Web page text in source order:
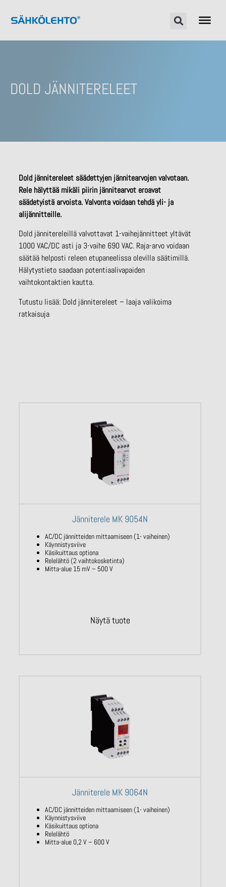
DOLD JÄNNITERELEET
Dold jännitereleet säädettyjen jännitearvojen valvotaan.
Rele hälyttää mikäli piirin jännitearvot eroavat
säädetyistä arvoista. Valvonta voidaan tehdä yli- ja
alijännitteille.
Dold jännitereleillä valvottavat 1-vaihejännitteet yltävät
1000 VAC/DC asti ja 3-vaihe 690 VAC. Raja-arvo voidaan
säätää helposti releen etupaneelissa olevilla säätimillä.
Hälytystieto saadaan potentiaalivapaiden
vaihtokontaktien kautta.
Tutustu lisää: Dold jännitereleet – laaja valikoima
ratkaisuja
Jänniterele MK 9054N
AC/DC jännitteiden mittaamiseen (1- vaiheinen)
Käynnistysviive
Käsikuittaus optiona
Relelähtö (2 vaihtokosketinta)
Mitta-alue 15 mV – 500 V
Näytä tuote
Jänniterele MK 9064N
AC/DC jännitteiden mittaamiseen (1- vaiheinen)
Käynnistysviive
Käsikuittaus optiona
Relelähtö
Mitta-alue 0,2 V – 600 V